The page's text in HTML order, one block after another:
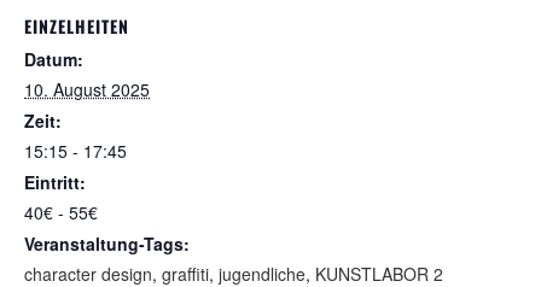
EINZELHEITEN
Datum:
10. August 2025
Zeit:
15:15 - 17:45
Eintritt:
40€ - 55€
Veranstaltung-Tags:
character design, graffiti, jugendliche, KUNSTLABOR 2